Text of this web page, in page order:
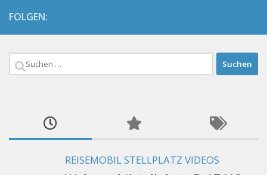
FOLGEN:
Suchen
REISEMOBIL STELLPLATZ VIDEOS